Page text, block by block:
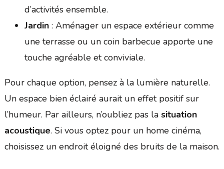
d’activités ensemble.
Jardin: Aménager un espace extérieur comme
une terrasse ou un coin barbecue apporte une
touche agréable et conviviale.
Pour chaque option, pensez à la lumière naturelle.
Un espace bien éclairé aurait un effet positif sur
l’humeur. Par ailleurs, n’oubliez pas la situation
acoustique. Si vous optez pour un home cinéma,
choisissez un endroit éloigné des bruits de la maison.